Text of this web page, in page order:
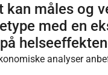
måles og
med en
analyser